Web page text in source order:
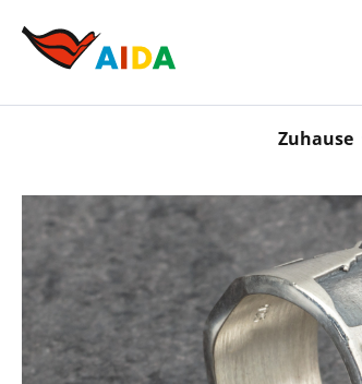
Zuhause
Bildergalerie überspringen